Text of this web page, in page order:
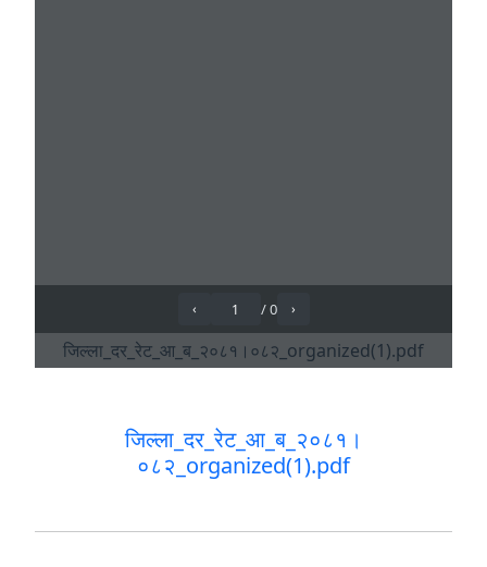
जिल्ला_दर_रेट_आ_ब_२०८१।
०८२_organized(1).pdf